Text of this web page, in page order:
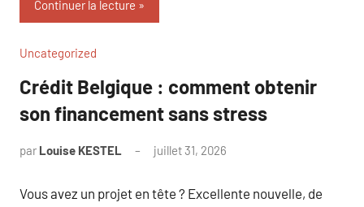
Continuer la lecture
Uncategorized
Crédit Belgique : comment obtenir
son financement sans stress
par Louise KESTEL juillet 31, 2026
Vous avez un projet en tête ? Excellente nouvelle, de